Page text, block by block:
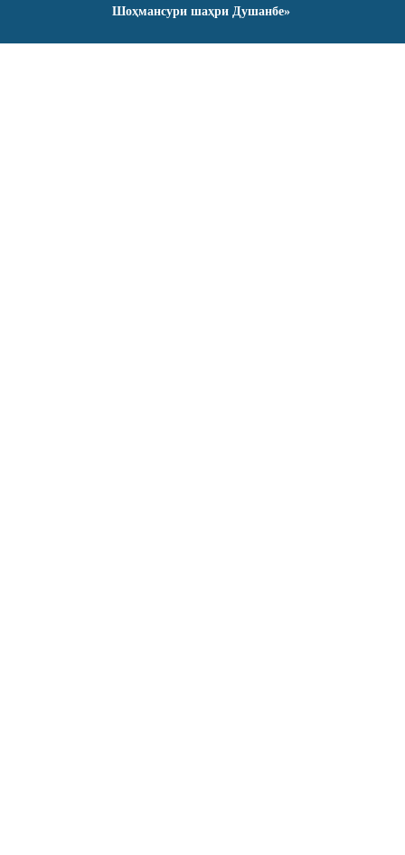
Шоҳмансури шаҳри Душанбе»